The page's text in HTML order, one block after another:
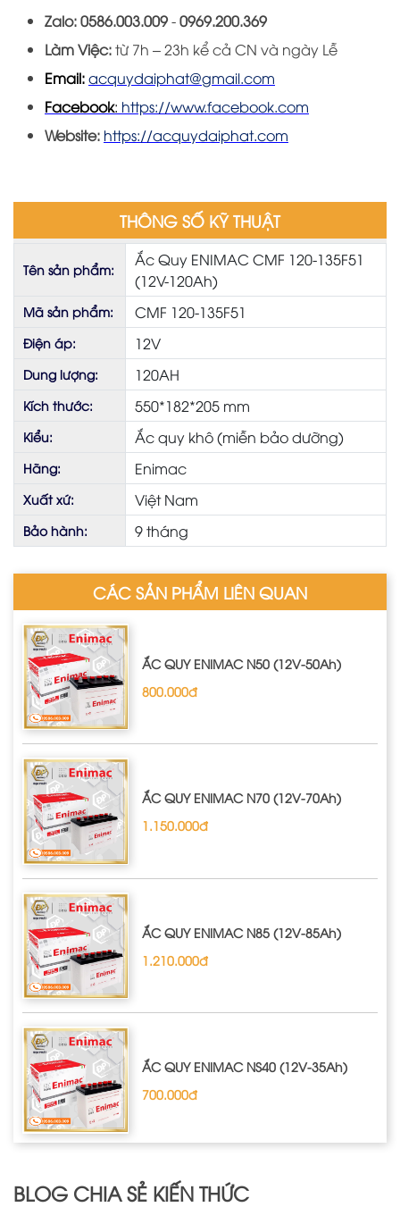
Zalo:0586.003.009-0969.200.369
Làm Việc:từ 7h – 23h kể cả CN và ngày Lễ
Email:acquydaiphat@gmail.com
Facebook: https://www.facebook.com
Website: https://acquydaiphat.com
THÔNG SỐ KỸ THUẬT
Tên sản phẩm:
Ắc Quy ENIMAC CMF 120-135F51
(12V-120Ah)
Mã sản phẩm: CMF 120-135F51
Điện áp: 12V
Dung lượng: 120AH
Kích thước: 550*182*205 mm
Kiểu: Ắc quy khô (miễn bảo dưỡng)
Hãng: Enimac
Xuất xứ: Việt Nam
Bảo hành: 9 tháng
CÁC SẢN PHẨM LIÊN QUAN
ẮC QUY ENIMAC N50 (12V-50Ah)
800.000đ
ẮC QUY ENIMAC N70 (12V-70Ah)
1.150.000đ
ẮC QUY ENIMAC N85 (12V-85Ah)
1.210.000đ
ẮC QUY ENIMAC NS40 (12V-35Ah)
700.000đ
BLOG CHIA SẺ KIẾN THỨC